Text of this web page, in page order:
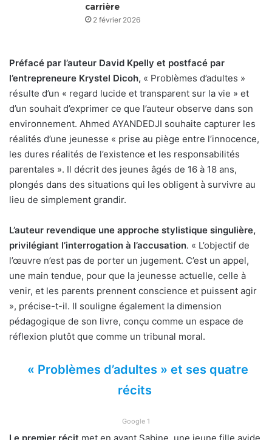
carrière
2 février 2026
Préfacé par l’auteur David Kpelly et postfacé par
l’entrepreneure Krystel Dicoh, « Problèmes d’adultes »
résulte d’un « regard lucide et transparent sur la vie » et
d’un souhait d’exprimer ce que l’auteur observe dans son
environnement. Ahmed AYANDEDJI souhaite capturer les
réalités d’une jeunesse « prise au piège entre l’innocence,
les dures réalités de l’existence et les responsabilités
parentales ». Il décrit des jeunes âgés de 16 à 18 ans,
plongés dans des situations qui les obligent à survivre au
lieu de simplement grandir.
L’auteur revendique une approche stylistique singulière,
privilégiant l’interrogation à l’accusation. « L’objectif de
l’œuvre n’est pas de porter un jugement. C’est un appel,
une main tendue, pour que la jeunesse actuelle, celle à
venir, et les parents prennent conscience et puissent agir
», précise-t-il. Il souligne également la dimension
pédagogique de son livre, conçu comme un espace de
réflexion plutôt que comme un tribunal moral.
« Problèmes d’adultes » et ses quatre
récits
Google 1